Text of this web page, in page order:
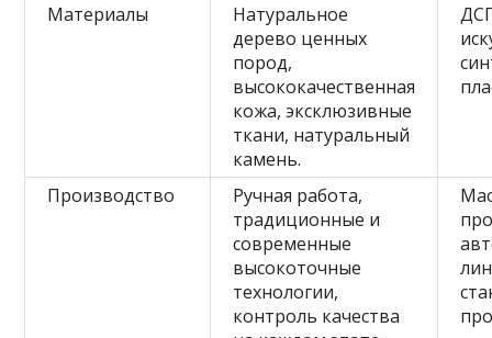
Материалы
Натуральное
дерево ценных
пород,
высококачественная
кожа, эксклюзивные
ткани, натуральный
камень.
Производство
Ручная работа,
традиционные и
современные
высокоточные
технологии,
контроль качества